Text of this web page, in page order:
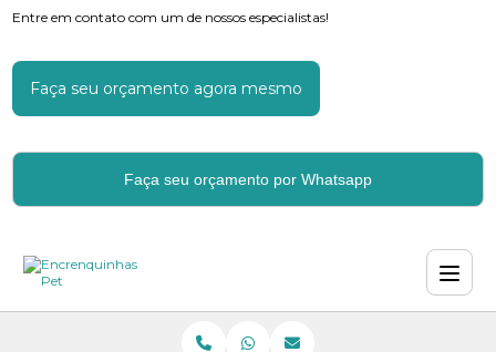
Entre em contato com um de nossos especialistas!
Faça seu orçamento agora mesmo
Faça seu orçamento por Whatsapp